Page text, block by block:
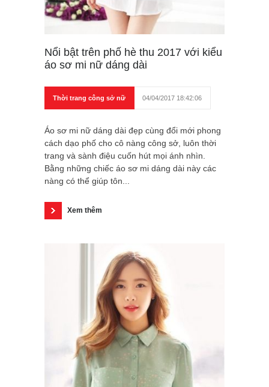
Nổi bật trên phố hè thu 2017 với kiểu
áo sơ mi nữ dáng dài
Thời trang công sở nữ 04/04/2017 18:42:06
Áo sơ mi nữ dáng dài đẹp cùng đổi mới phong
cách dạo phố cho cô nàng công sở, luôn thời
trang và sành điệu cuốn hút mọi ánh nhìn.
Bằng những chiếc áo sơ mi dáng dài này các
nàng có thể giúp tôn...
Xem thêm